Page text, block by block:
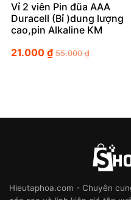
Vỉ 2 viên Pin đũa AAA
Duracell (Bỉ )dung lượng
cao,pin Alkaline KM
21.000 ₫ 55.000₫
Hieutaphoa.com - Chuyên